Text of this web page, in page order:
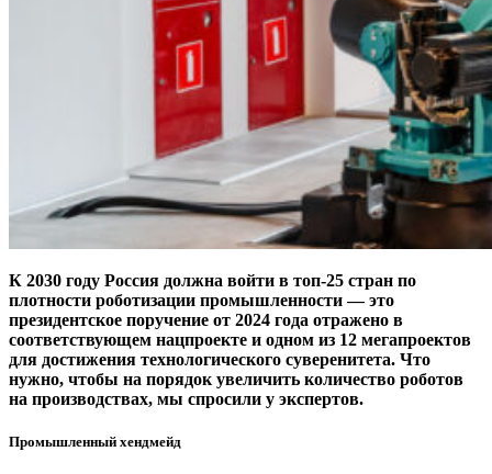
К 2030 году Россия должна войти в топ‑25 стран по
плотности роботизации промышленности — ​это
президентское поручение от 2024 года отражено в
соответствующем нацпроекте и одном из 12 мегапроектов
для достижения технологического суверенитета. Что
нужно, чтобы на порядок увеличить количество роботов
на производствах, мы спросили у экспертов.
Промышленный хендмейд